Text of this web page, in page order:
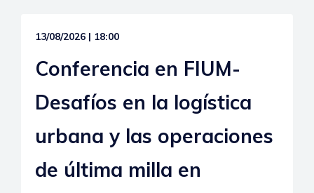
13/08/2026 | 18:00
Conferencia en FIUM-
Desafíos en la logística
urbana y las operaciones
de última milla en